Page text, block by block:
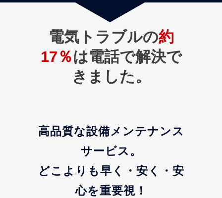
電気トラブルの約
17％は電話で解決で
きました。
高品質な設備メンテナンス
サービス。
どこよりも早く・安く・安
心を重要視！